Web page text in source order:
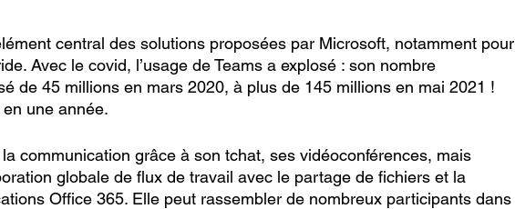
central des solutions proposées par Microsoft, notamment pour
Avec le covid, l’usage de Teams a explosé : son nombre
de 45 millions en mars 2020, à plus de 145 millions en mai 2021 !
une année.
communication grâce à son tchat, ses vidéoconférences, mais
globale de flux de travail avec le partage de fichiers et la
Office 365. Elle peut rassembler de nombreux participants dans